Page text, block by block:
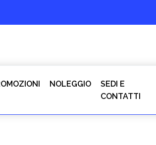
NOLEGGIO
SEDI E
CONTATTI